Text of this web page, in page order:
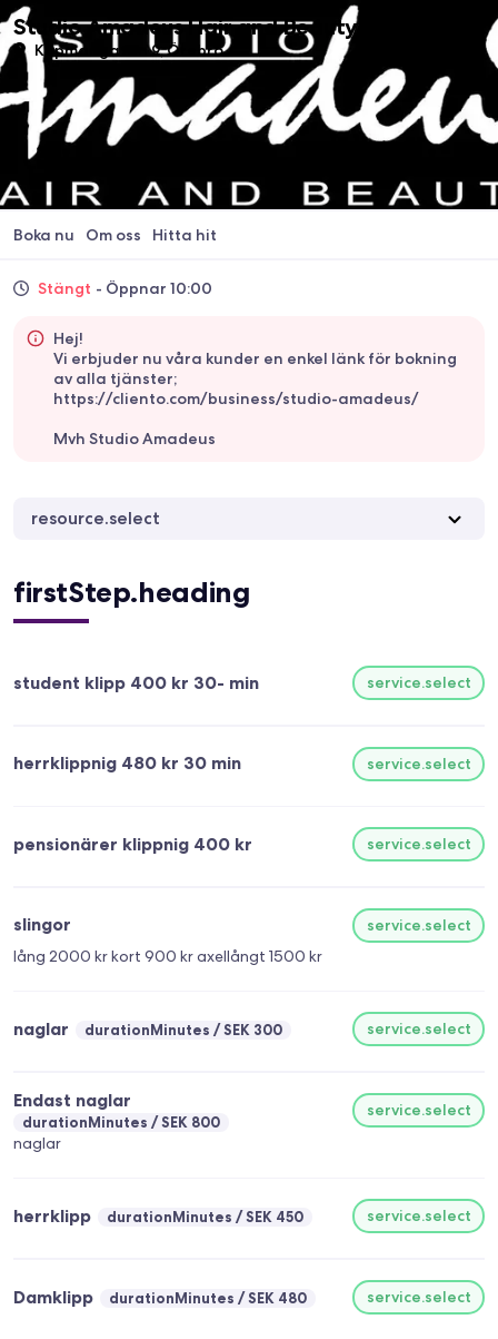
Studio Amadeus Hair and Beauty
Köpmangatan 9, Örebro
Boka nu Om oss Hitta hit
Stängt - Öppnar 10:00
Hej!
Vi erbjuder nu våra kunder en enkel länk för bokning
av alla tjänster;
https://cliento.com/business/studio-amadeus/
Mvh Studio Amadeus
resource.select
firstStep.heading
student klipp 400 kr 30- min service.select
herrklippnig 480 kr 30 min service.select
pensionärer klippnig 400 kr service.select
slingor
service.select
lång 2000 kr kort 900 kr axellångt 1500 kr
naglar durationMinutes SEK 300 service.select
Endast naglar
durationMinutes SEK 800
service.select
naglar
herrklipp durationMinutes SEK 450 service.select
Damklipp durationMinutes SEK 480 service.select